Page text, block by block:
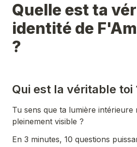
Quelle est ta
identité de
?
Qui est la véritable toi
Tu sens que ta lumière intérieure
pleinement visible ?
En 3 minutes, 10 questions